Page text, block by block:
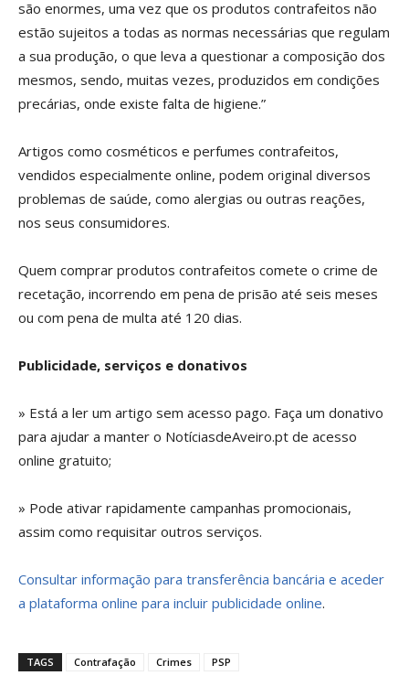
são enormes, uma vez que os produtos contrafeitos não
estão sujeitos a todas as normas necessárias que regulam
a sua produção, o que leva a questionar a composição dos
mesmos, sendo, muitas vezes, produzidos em condições
precárias, onde existe falta de higiene.”
Artigos como cosméticos e perfumes contrafeitos,
vendidos especialmente online, podem original diversos
problemas de saúde, como alergias ou outras reações,
nos seus consumidores.
Quem comprar produtos contrafeitos comete o crime de
recetação, incorrendo em pena de prisão até seis meses
ou com pena de multa até 120 dias.
Publicidade, serviços e donativos
» Está a ler um artigo sem acesso pago. Faça um donativo
para ajudar a manter o NotíciasdeAveiro.pt de acesso
online gratuito;
» Pode ativar rapidamente campanhas promocionais,
assim como requisitar outros serviços.
Consultar informação para transferência bancária e aceder
a plataforma online para incluir publicidade online.
TAGS Contrafação Crimes PSP